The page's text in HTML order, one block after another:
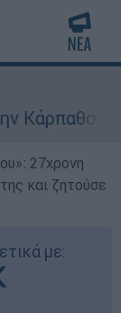
27χρονη
και ζητούσε
με: